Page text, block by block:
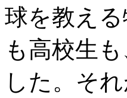
球を教え
も高校生
した。そ